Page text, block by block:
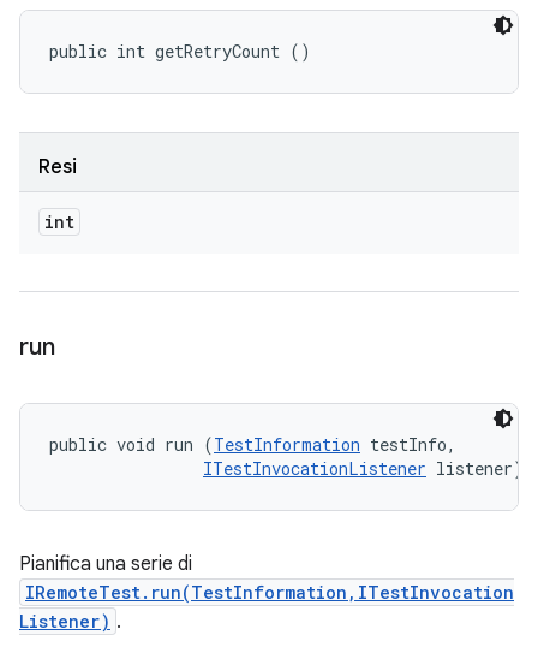
public int getRetryCount ()
Resi
int
run
public void run (TestInformation testInfo,
ITestInvocationListener listener)
Pianifica una serie di
IRemoteTest.run(TestInformation,ITestInvocation
Listener) .